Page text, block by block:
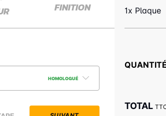
FINITION
HOMOLOGUÉ
1x Plaque
QUANTITÉ
TOTAL